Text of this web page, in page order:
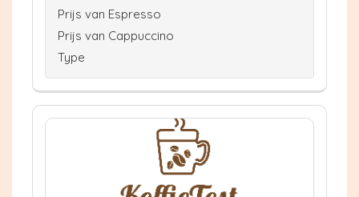
Prijs van Espresso
Prijs van Cappuccino
Type